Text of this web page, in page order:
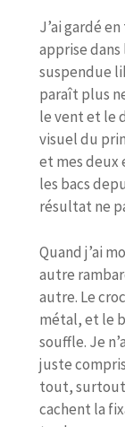
J’ai gardé
apprise
suspendue
paraît plus
le vent et le
visuel du
et mes deux
les bacs
résultat ne
Quand j’ai
autre
autre. Le
métal, et le
souffle. Je
juste
tout, surtout
cachent la